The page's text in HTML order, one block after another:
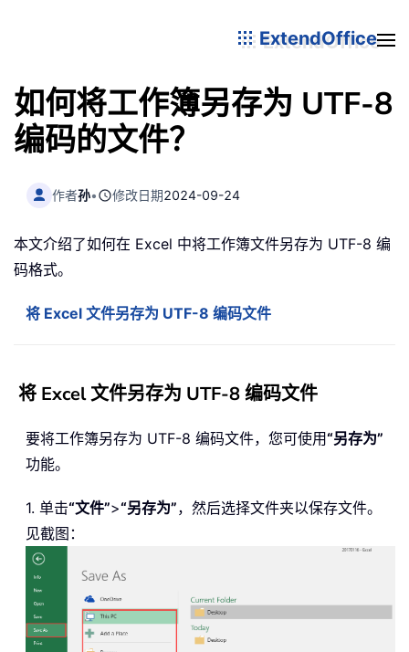
ExtendOffice
如何将工作簿另存为 UTF-8
编码的文件？
作者孙• 修改日期2024-09-24
本文介绍了如何在 Excel 中将工作簿文件另存为 UTF-8 编
码格式。
将 Excel 文件另存为 UTF-8 编码文件
将 Excel 文件另存为 UTF-8 编码文件
要将工作簿另存为 UTF-8 编码文件，您可使用“另存为”
功能。
1. 单击“文件”>“另存为”，然后选择文件夹以保存文件。
见截图：